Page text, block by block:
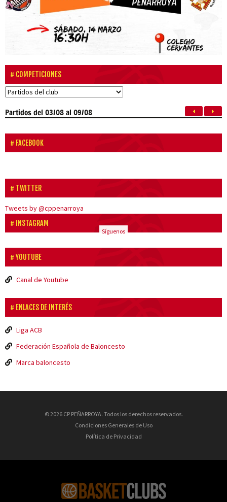
COMPETICIONES
Partidosdel 03/08 al 09/08
FACEBOOK
TWITTER
Tweets by @cppenarroya
INSTAGRAM
Síguenos
YOUTUBE
Canal de Youtube
ENLACES DE INTERÉS
Liga ACB
Federación Española de Baloncesto
Marca baloncesto
© 2026 CP PEÑARROYA. Todos los derechos reservados.
Condiciones Generales de Uso
Política de Privacidad